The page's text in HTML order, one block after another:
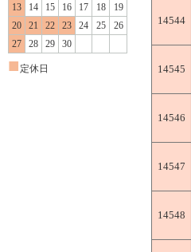
13
14 15 16 17 18
19
20
21 22 23 24 25
26
27
28 29 30
■ 定休日
14544
14545
14546
14547
14548